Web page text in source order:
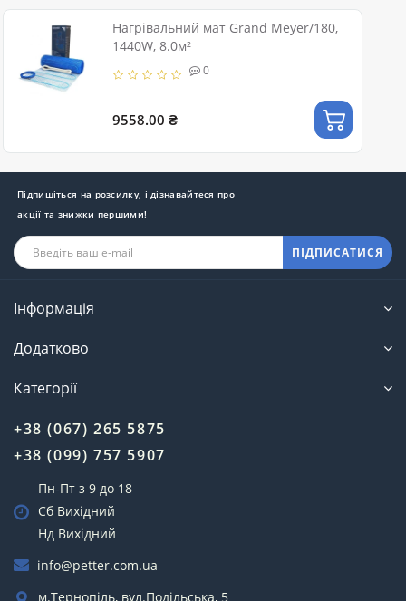
Нагрівальний мат Grand Meyer/180,
1440W, 8.0м²
0
9558.00 ₴
Підпишіться на розсилку, і дізнавайтеся про
акції та знижки першими!
ПІДПИСАТИСЯ
Інформація
Додатково
Категорії
+38 (067) 265 5875
+38 (099) 757 5907
Пн-Пт з 9 до 18
Сб Вихідний
Нд Вихідний
info@petter.com.ua
м.Тернопіль, вул.Подільська, 5